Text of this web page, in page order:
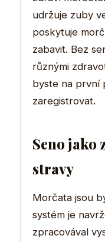
udržuje zuby
poskytuje
zabavit. Bez
různými
byste na první
zaregistrovat.
Seno jako
stravy
Morčata jsou
systém je
zpracovával